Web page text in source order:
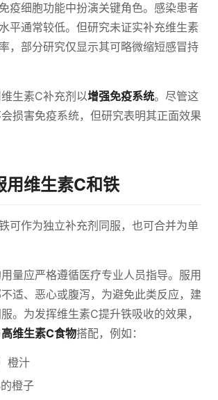
疫细胞功能中扮演关键角色。感染患者
平通常较低。但研究未证实补充维生素
，部分研究仅显示其可略微缩短感冒持
生素C补充剂以增强免疫系统。尽管这
损害免疫系统，但研究表明其正面效果
用维生素C和铁
可作为独立补充剂同服，也可合并为单
量应严格遵循医疗专业人员指导。服用
适、恶心或腹泻，为避免此类反应，建
。为发挥维生素C提升铁吸收的效果，
高维生素C食物搭配，例如：
橙汁
橙子